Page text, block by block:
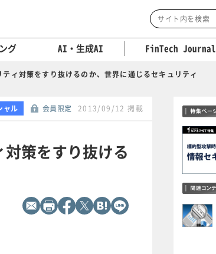
グ AI・生成AI FinTech Journal
ィ対策をすり抜けるのか、世界に通じるセキュリティ
ャル 会員限定 2013/09/12 掲載
策をすり抜ける